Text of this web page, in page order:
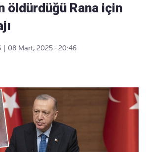
öldürdüğü Rana için
08 Mart, 2025 - 20:46